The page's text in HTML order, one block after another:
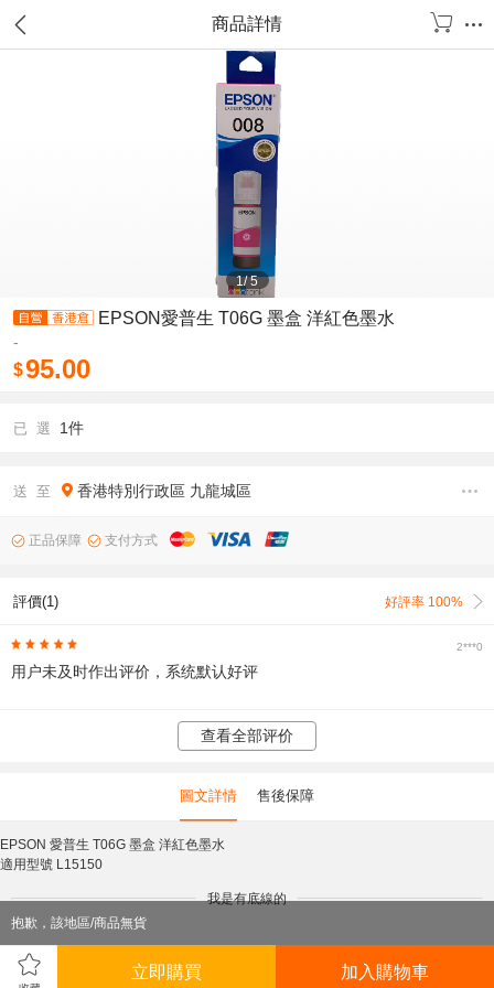
商品詳情
1/5
EPSON愛普生 T06G 墨盒 洋紅色墨水
-
$95.00
已 選 1件
送 至 香港特別行政區 九龍城區
正品保障 支付方式
評價(1) 好評率 100%
2***0
用户未及时作出评价，系统默认好评
查看全部评价
圖文詳情 售後保障
EPSON 愛普生 T06G 墨盒 洋紅色墨水
適用型號 L15150
我是有底線的
抱歉，該地區/商品無貨
立即購買 加入購物車